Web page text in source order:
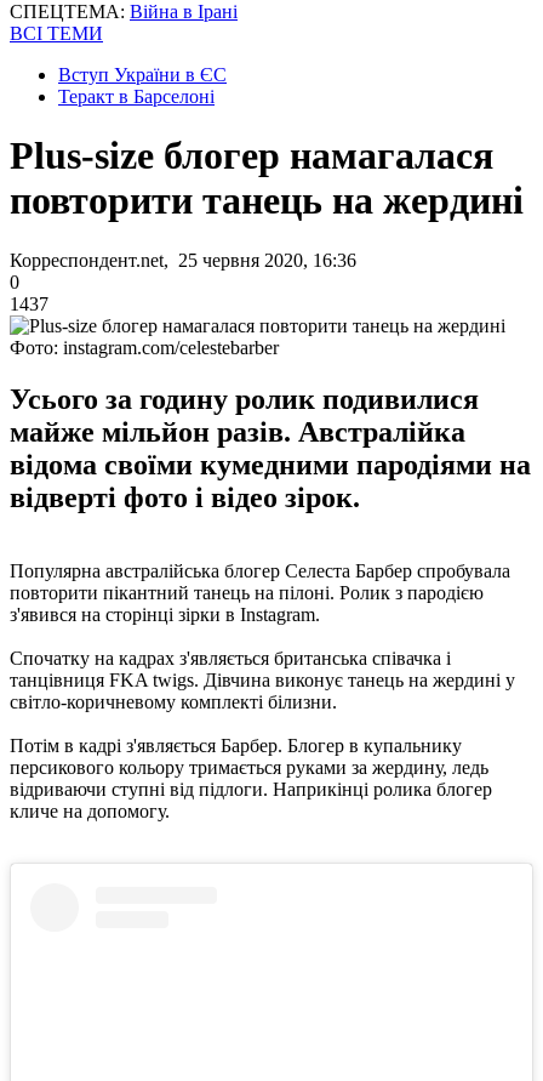
СПЕЦТЕМА: Війна в Ірані
ВСІ ТЕМИ
Вступ України в ЄС
Теракт в Барселоні
Plus-size блогер намагалася
повторити танець на жердині
Корреспондент.net, 25 червня 2020, 16:36
0
1437
Фото: instagram.com/celestebarber
Усього за годину ролик подивилися
майже мільйон разів. Австралійка
відома своїми кумедними пародіями на
відверті фото і відео зірок.
Популярна австралійська блогер Селеста Барбер спробувала
повторити пікантний танець на пілоні. Ролик з пародією
з'явився на сторінці зірки в Instagram.
Спочатку на кадрах з'являється британська співачка і
танцівниця FKA twigs. Дівчина виконує танець на жердині у
світло-коричневому комплекті білизни.
Потім в кадрі з'являється Барбер. Блогер в купальнику
персикового кольору тримається руками за жердину, ледь
відриваючи ступні від підлоги. Наприкінці ролика блогер
кличе на допомогу.